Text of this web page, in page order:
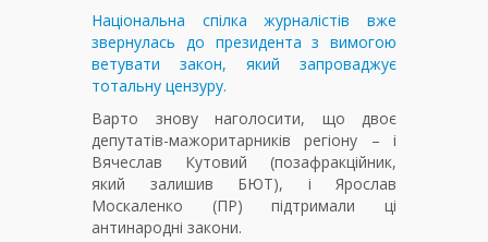
Національна спілка журналістів вже
звернулась до президента з вимогою
ветувати закон, який запроваджує
тотальну цензуру.
Варто знову наголосити, що двоє
депутатів-мажоритарників регіону – і
Вячеслав Кутовий (позафракційник,
який залишив БЮТ), і Ярослав
Москаленко (ПР) підтримали ці
антинародні закони.